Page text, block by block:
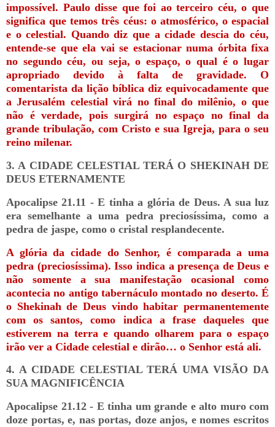
impossível. Paulo disse que foi ao terceiro céu, o que
significa que temos três céus: o atmosférico, o espacial
e o celestial. Quando diz que a cidade descia do céu,
entende-se que ela vai se estacionar numa órbita fixa
no segundo céu, ou seja, o espaço, o qual é o lugar
apropriado devido à falta de gravidade. O
comentarista da lição bíblica diz equivocadamente que
a Jerusalém celestial virá no final do milênio, o que
não é verdade, pois surgirá no espaço no final da
grande tribulação, com Cristo e sua Igreja, para o seu
reino milenar.
3. A CIDADE CELESTIAL TERÁ O SHEKINAH DE
DEUS ETERNAMENTE
Apocalipse 21.11 - E tinha a glória de Deus. A sua luz
era semelhante a uma pedra preciosíssima, como a
pedra de jaspe, como o cristal resplandecente.
A glória da cidade do Senhor, é comparada a uma
pedra (preciosíssima). Isso indica a presença de Deus e
não somente a sua manifestação ocasional como
acontecia no antigo tabernáculo montado no deserto. É
o Shekinah de Deus vindo habitar permanentemente
com os santos, como indica a frase daqueles que
estiverem na terra e quando olharem para o espaço
irão ver a Cidade celestial e dirão… o Senhor está ali.
4. A CIDADE CELESTIAL TERÁ UMA VISÃO DA
SUA MAGNIFICÊNCIA
Apocalipse 21.12 - E tinha um grande e alto muro com
doze portas, e, nas portas, doze anjos, e nomes escritos